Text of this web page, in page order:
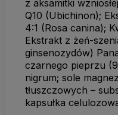
z aksamitki
Q10 (Ubichinon);
4:1 (Rosa canina);
Ekstrakt z żeń-
ginsenozydów)
czarnego pieprzu
nigrum; sole
tłuszczowych –
kapsułka